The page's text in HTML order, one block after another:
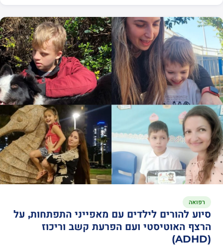
רפואה
סיוע להורים לילדים עם מאפייני התפתחות, על
הרצף האוטיסטי ועם הפרעת קשב וריכוז
(ADHD)